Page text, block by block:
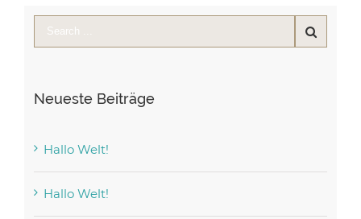
Neueste Beiträge
Hallo Welt!
Hallo Welt!